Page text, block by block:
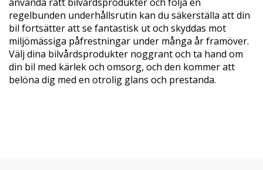
regelbunden underhållsrutin kan du säkerställa att din
bil fortsätter att se fantastisk ut och skyddas mot
miljömässiga påfrestningar under många år framöver.
Välj dina bilvårdsprodukter noggrant och ta hand om
din bil med kärlek och omsorg, och den kommer att
belöna dig med en otrolig glans och prestanda.